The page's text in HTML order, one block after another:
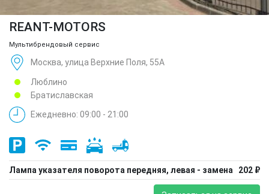
REANT-MOTORS
Мультибрендовый сервис
Москва, улица Верхние Поля, 55А
Люблино
Братиславская
Ежедневно: 09:00 - 21:00
Лампа указателя поворота передняя, левая - замена 202 ₽